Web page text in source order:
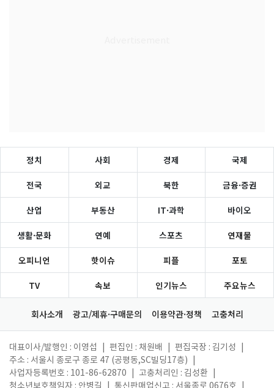
정치 사회 경제 국제
전국 외교 북한 금융·증권
산업 부동산 IT·과학 바이오
생활·문화 연예 스포츠 연재물
오피니언 핫이슈 피플 포토
TV 속보 인기뉴스 주요뉴스
회사소개 광고/제휴·구매문의 이용약관·정책 고충처리
대표이사/발행인 : 이영섭 편집인 : 채원배 편집국장 : 김기성
주소 : 서울시 종로구 종로 47 (공평동,SC빌딩17층)
사업자등록번호 : 101-86-62870
고충처리인 : 김성환
청소년보호책임자 : 안병길
통신판매업신고 : 서울종로 0676호